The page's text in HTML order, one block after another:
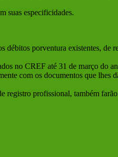
suas especificidades.
débitos porventura existentes,
no CREF até 31 de março do
com os documentos que lhes
registro profissional, também